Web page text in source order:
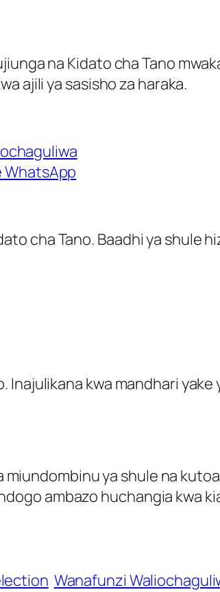
na Kidato cha Tano
ajili ya sasisho za haraka.
WhatsApp
cha Tano. Baadhi ya shule
Inajulikana kwa mandhari
ya shule na
ambazo huchangia kwa
Wanafunzi